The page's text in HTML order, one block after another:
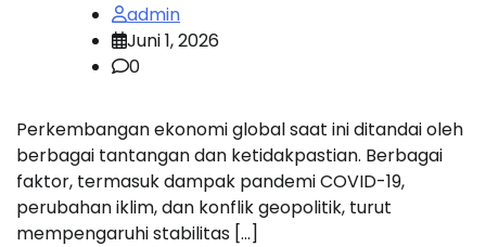
admin
Juni 1, 2026
0
Perkembangan ekonomi global saat ini ditandai oleh
berbagai tantangan dan ketidakpastian. Berbagai
faktor, termasuk dampak pandemi COVID-19,
perubahan iklim, dan konflik geopolitik, turut
mempengaruhi stabilitas […]